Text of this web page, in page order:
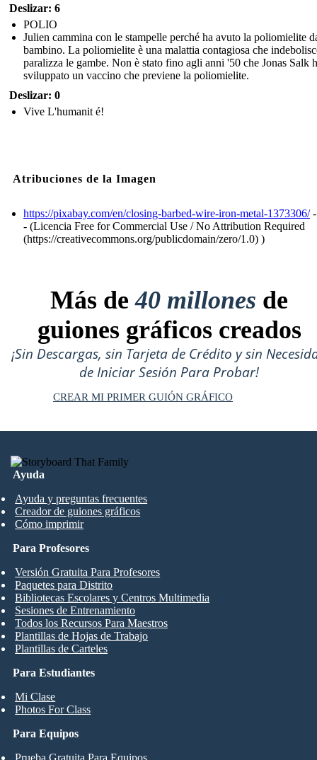
Deslizar: 6
POLIO
Julien cammina con le stampelle perché ha avuto la poliomielite
bambino. La poliomielite è una malattia contagiosa che
paralizza le gambe. Non è stato fino agli anni '50 che Jonas Salk
sviluppato un vaccino che previene la poliomielite.
Deslizar: 0
Vive L'humanit é!
Atribuciones de la Imagen
https://pixabay.com/en/closing-barbed-wire-iron-metal-1373306/-
- (Licencia Free for Commercial Use / No Attribution Required
(https://creativecommons.org/publicdomain/zero/1.0) )
Más de40 millones de
guiones gráficos creados
¡Sin Descargas, sin Tarjeta de Crédito y sin
de Iniciar Sesión Para Probar!
CREAR MI PRIMER GUIÓN GRÁFICO
Ayuda
Ayuda y preguntas frecuentes
Creador de guiones gráficos
Cómo imprimir
Para Estudiantes
Mi Clase
Photos For Class
Para Profesores
Versión Gratuita Para Profesores
Paquetes para Distrito
Bibliotecas Escolares y Centros Multimedia
Sesiones de Entrenamiento
Todos los Recursos Para Maestros
Plantillas de Hojas de Trabajo
Plantillas de Carteles
Para Equipos